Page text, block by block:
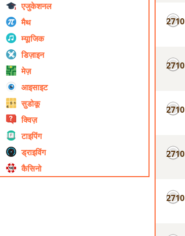
एजुकेशनल
मैथ
म्यूाजिक
डिज़ाइन
मेज़
आइसाइट
सुडोकू
क्विज़
टाइपिंग
ड्राइविंग
कैसिनो
2710
2710
2710
2710
2710